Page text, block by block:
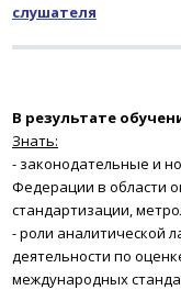
слушателя
В результате
Знать:
- законодательные и
Федерации в области
стандартизации,
-роли аналитической
деятельности по
международных